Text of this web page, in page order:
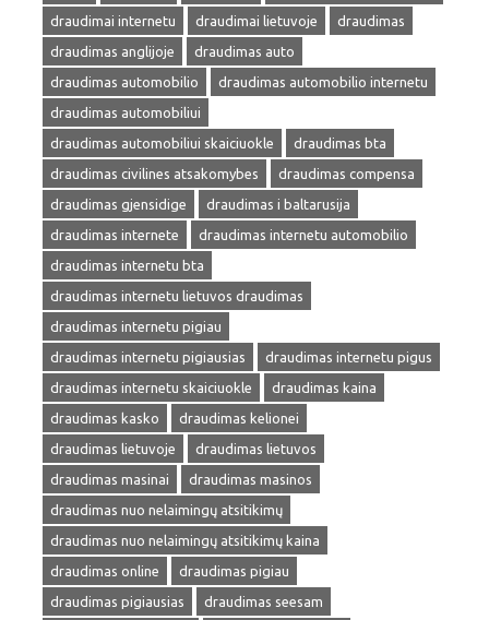
draudimai internetu
draudimai lietuvoje
draudimas
draudimas anglijoje
draudimas auto
draudimas automobilio
draudimas automobilio internetu
draudimas automobiliui
draudimas automobiliui skaiciuokle
draudimas bta
draudimas civilines atsakomybes
draudimas compensa
draudimas gjensidige
draudimas i baltarusija
draudimas internete
draudimas internetu automobilio
draudimas internetu bta
draudimas internetu lietuvos draudimas
draudimas internetu pigiau
draudimas internetu pigiausias
draudimas internetu pigus
draudimas internetu skaiciuokle
draudimas kaina
draudimas kasko
draudimas kelionei
draudimas lietuvoje
draudimas lietuvos
draudimas masinai
draudimas masinos
draudimas nuo nelaimingų atsitikimų
draudimas nuo nelaimingų atsitikimų kaina
draudimas online
draudimas pigiau
draudimas pigiausias
draudimas seesam